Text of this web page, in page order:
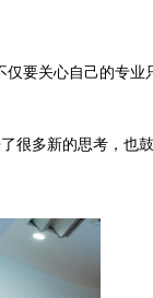
要关心自己的专
很多新的思考，也